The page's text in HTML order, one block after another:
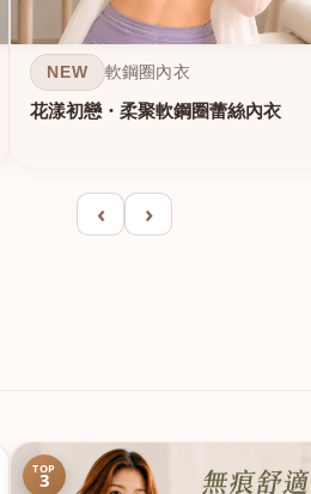
NEW 軟鋼圈內衣
花漾初戀・柔聚軟鋼圈蕾絲內衣
‹ ›
TOP
3